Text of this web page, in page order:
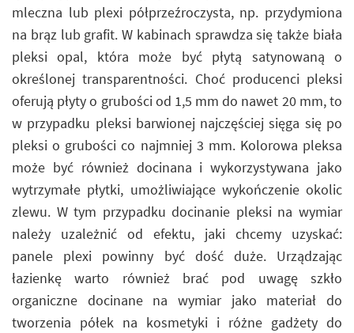
mleczna lub plexi półprzeźroczysta, np. przydymiona
na brąz lub grafit. W kabinach sprawdza się także biała
pleksi opal, która może być płytą satynowaną o
określonej transparentności. Choć producenci pleksi
oferują płyty o grubości od 1,5 mm do nawet 20 mm, to
w przypadku pleksi barwionej najczęściej sięga się po
pleksi o grubości co najmniej 3 mm. Kolorowa pleksa
może być również docinana i wykorzystywana jako
wytrzymałe płytki, umożliwiające wykończenie okolic
zlewu. W tym przypadku docinanie pleksi na wymiar
należy uzależnić od efektu, jaki chcemy uzyskać:
panele plexi powinny być dość duże. Urządzając
łazienkę warto również brać pod uwagę szkło
organiczne docinane na wymiar jako materiał do
tworzenia półek na kosmetyki i różne gadżety do